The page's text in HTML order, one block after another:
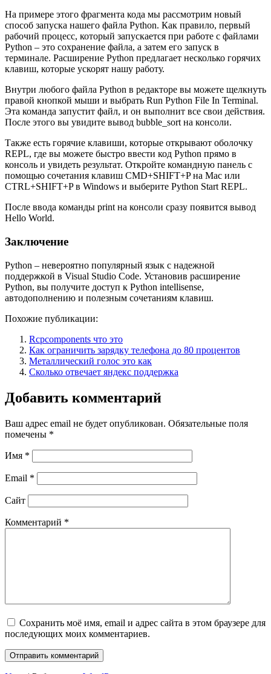
На примере этого фрагмента кода мы рассмотрим новый
способ запуска нашего файла Python. Как правило, первый
рабочий процесс, который запускается при работе с файлами
Python – это сохранение файла, а затем его запуск в
терминале. Расширение Python предлагает несколько горячих
клавиш, которые ускорят нашу работу.
Внутри любого файла Python в редакторе вы можете щелкнуть
правой кнопкой мыши и выбрать Run Python File In Terminal.
Эта команда запустит файл, и он выполнит все свои действия.
После этого вы увидите вывод bubble_sort на консоли.
Также есть горячие клавиши, которые открывают оболочку
REPL, где вы можете быстро ввести код Python прямо в
консоль и увидеть результат. Откройте командную панель с
помощью сочетания клавиш CMD+SHIFT+P на Mac или
CTRL+SHIFT+P в Windows и выберите Python Start REPL.
После ввода команды print на консоли сразу появится вывод
Hello World.
Заключение
Python – невероятно популярный язык с надежной
поддержкой в Visual Studio Code. Установив расширение
Python, вы получите доступ к Python intellisense,
автодополнению и полезным сочетаниям клавиш.
Похожие публикации:
Rcpcomponents что это
Как ограничить зарядку телефона до 80 процентов
Металлический голос это как
Сколько отвечает яндекс поддержка
Добавить комментарий
Ваш адрес email не будет опубликован. Обязательные поля
помечены *
Имя *
Email *
Сайт
Комментарий *
Сохранить моё имя, email и адрес сайта в этом браузере для
последующих моих комментариев.